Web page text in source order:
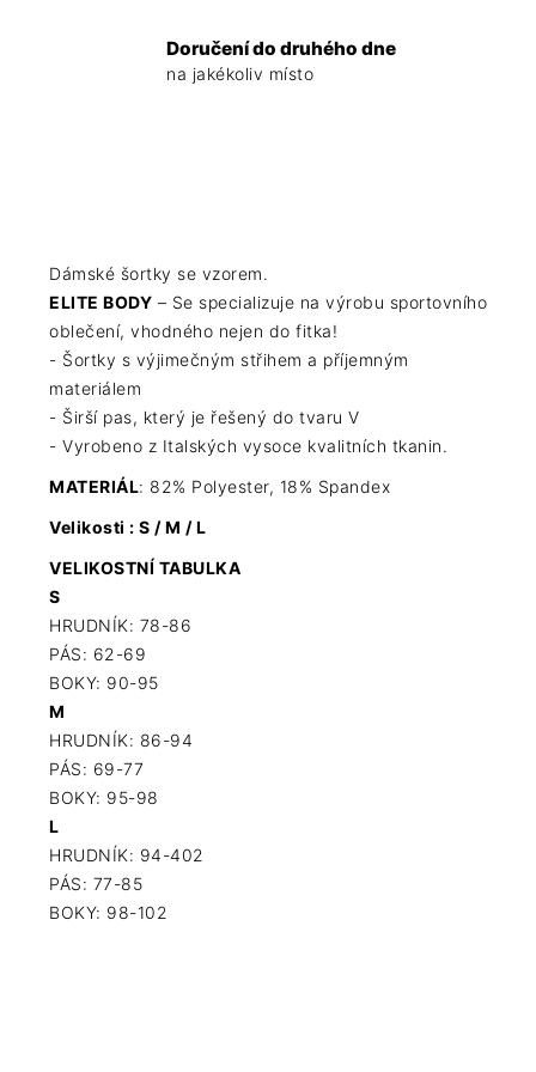
Doručení do druhého dne
na jakékoliv místo
Dámské šortky se vzorem.
ELITE BODY – Se specializuje na výrobu sportovního
oblečení, vhodného nejen do fitka!
- Šortky s výjimečným střihem a příjemným
materiálem
- Širší pas, který je řešený do tvaru V
- Vyrobeno z Italských vysoce kvalitních tkanin.
MATERIÁL: 82% Polyester, 18% Spandex
Velikosti : S / M / L
VELIKOSTNÍ TABULKA
S
HRUDNÍK: 78-86
PÁS: 62-69
BOKY: 90-95
M
HRUDNÍK: 86-94
PÁS: 69-77
BOKY: 95-98
L
HRUDNÍK: 94-402
PÁS: 77-85
BOKY: 98-102